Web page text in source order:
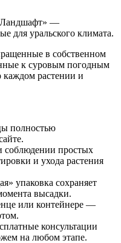
—
для уральского климата.
в собственном
к суровым погодным
каждом растении и
полностью
соблюдении простых
и ухода растения
упаковка сохраняет
высадки.
или контейнере —
консультации
на любом этапе.